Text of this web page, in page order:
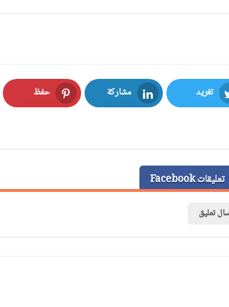
تغريد
Twitter
مشاركة
LinkedIn
حفظ
Pinterest
تعليقات Facebook
تعليق